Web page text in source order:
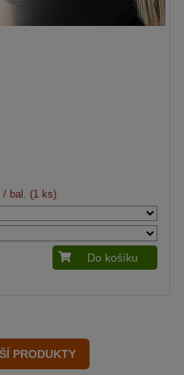
/ bal. (1 ks)
Do košíku